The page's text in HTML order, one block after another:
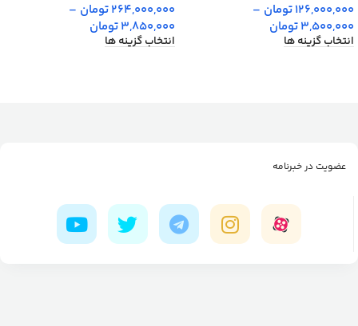
126,000,000تومان –
3,500,000تومان
انتخاب گزینه ها
264,000,000تومان –
3,850,000تومان
انتخاب گزینه ها
عضویت در خبرنامه